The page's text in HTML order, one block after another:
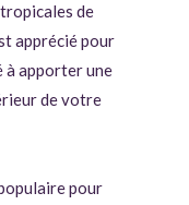
de
apprécié pour
à apporter une
de votre
pour